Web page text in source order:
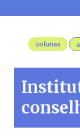
colunas